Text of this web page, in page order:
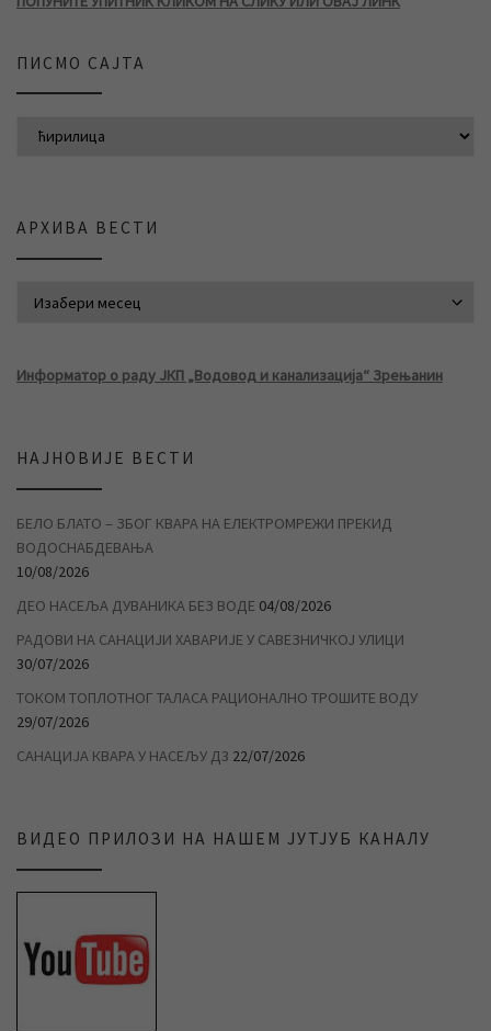
ПИСМО САЈТА
АРХИВА ВЕСТИ
Информатор о раду ЈКП „Водовод и канализација“ Зрењанин
НАЈНОВИЈЕ ВЕСТИ
БЕЛО БЛАТО – ЗБОГ КВАРА НА ЕЛЕКТРОМРЕЖИ ПРЕКИД
ВОДОСНАБДЕВАЊА
10/08/2026
ДЕО НАСЕЉА ДУВАНИКА БЕЗ ВОДЕ 04/08/2026
РАДОВИ НА САНАЦИЈИ ХАВАРИЈЕ У САВЕЗНИЧКОЈ УЛИЦИ
30/07/2026
ТОКОМ ТОПЛОТНОГ ТАЛАСА РАЦИОНАЛНО ТРОШИТЕ ВОДУ
29/07/2026
САНАЦИЈА КВАРА У НАСЕЉУ Д3 22/07/2026
ВИДЕО ПРИЛОЗИ НА НАШЕМ ЈУТЈУБ КАНАЛУ